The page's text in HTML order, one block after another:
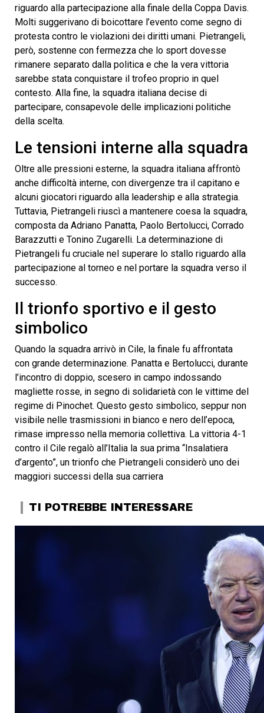
riguardo alla partecipazione alla finale della Coppa Davis.
Molti suggerivano di boicottare l’evento come segno di
protesta contro le violazioni dei diritti umani. Pietrangeli,
però, sostenne con fermezza che lo sport dovesse
rimanere separato dalla politica e che la vera vittoria
sarebbe stata conquistare il trofeo proprio in quel
contesto. Alla fine, la squadra italiana decise di
partecipare, consapevole delle implicazioni politiche
della scelta.
Le tensioni interne alla squadra
Oltre alle pressioni esterne, la squadra italiana affrontò
anche difficoltà interne, con divergenze tra il capitano e
alcuni giocatori riguardo alla leadership e alla strategia.
Tuttavia, Pietrangeli riuscì a mantenere coesa la squadra,
composta da Adriano Panatta, Paolo Bertolucci, Corrado
Barazzutti e Tonino Zugarelli. La determinazione di
Pietrangeli fu cruciale nel superare lo stallo riguardo alla
partecipazione al torneo e nel portare la squadra verso il
successo.
Il trionfo sportivo e il gesto
simbolico
Quando la squadra arrivò in Cile, la finale fu affrontata
con grande determinazione. Panatta e Bertolucci, durante
l’incontro di doppio, scesero in campo indossando
magliette rosse, in segno di solidarietà con le vittime del
regime di Pinochet. Questo gesto simbolico, seppur non
visibile nelle trasmissioni in bianco e nero dell’epoca,
rimase impresso nella memoria collettiva. La vittoria 4-1
contro il Cile regalò all’Italia la sua prima “Insalatiera
d’argento”, un trionfo che Pietrangeli considerò uno dei
maggiori successi della sua carriera
TI POTREBBE INTERESSARE